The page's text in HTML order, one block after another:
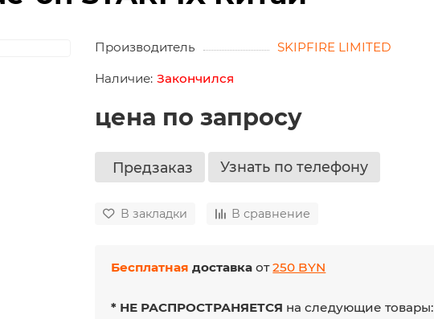
Производитель SKIPFIRE LIMITED
Закончился
цена по запросу
Предзаказ Узнать по телефону
В закладки В сравнение
Бесплатная доставка от250 BYN
* НЕ РАСПРОСТРАНЯЕТСЯ на следующие товары: